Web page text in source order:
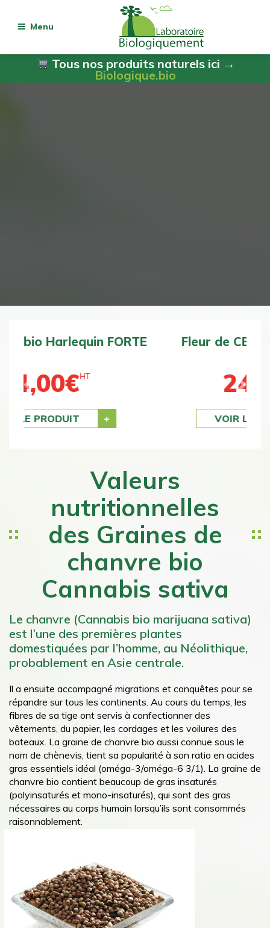
Tous nos produits naturels ici →
Biologique.bio
Menu
Fleur de CBD bio BZ1 DOUCE
24,00
VOIR LE PRODUIT
Previous Next
Valeurs
nutritionnelles
des Graines de
chanvre bio
Cannabis sativa
Le chanvre (Cannabis bio marijuana sativa)
est l’une des premières plantes
domestiquées par l’homme, au Néolithique,
probablement en Asie centrale.
Il a ensuite accompagné migrations et conquêtes pour se
répandre sur tous les continents. Au cours du temps, les
fibres de sa tige ont servis à confectionner des
vêtements, du papier, les cordages et les voilures des
bateaux. La graine de chanvre bio aussi connue sous le
nom de chènevis, tient sa popularité à son ratio en acides
gras essentiels idéal (oméga-3/oméga-6 3/1). La graine de
chanvre bio contient beaucoup de gras insaturés
(polyinsaturés et mono-insaturés), qui sont des gras
nécessaires au corps humain lorsqu’ils sont consommés
raisonnablement.